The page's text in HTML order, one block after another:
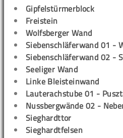
Gipfelstürmerblock
Freistein
Wolfsberger Wand
Siebenschläferwand 01 -
Siebenschläferwand 02 -
Seeliger Wand
Linke Bleisteinwand
Lauterachstube 01 -
Nussbergwände 02 -
Sieghardttor
Sieghardtfelsen